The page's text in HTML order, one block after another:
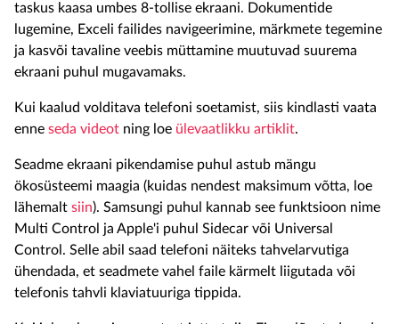
taskus kaasa umbes 8-tollise ekraani. Dokumentide
lugemine, Exceli failides navigeerimine, märkmete tegemine
ja kasvõi tavaline veebis müttamine muutuvad suurema
ekraani puhul mugavamaks.
Kui kaalud volditava telefoni soetamist, siis kindlasti vaata
enne seda videot ning loe ülevaatlikku artiklit.
Seadme ekraani pikendamise puhul astub mängu
ökosüsteemi maagia (kuidas nendest maksimum võtta, loe
lähemalt siin). Samsungi puhul kannab see funktsioon nime
Multi Control ja Apple'i puhul Sidecar või Universal
Control. Selle abil saad telefoni näiteks tahvelarvutiga
ühendada, et seadmete vahel faile kärmelt liigutada või
telefonis tahvli klaviatuuriga tippida.